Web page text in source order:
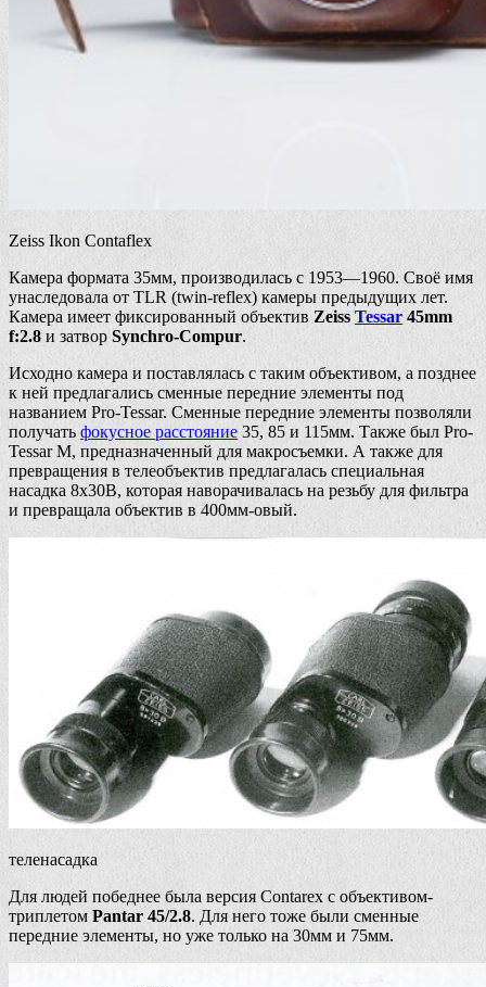
Zeiss Ikon Contaflex
Камера формата 35мм, производилась с 1953—1960. Своё имя
унаследовала от TLR (twin-reflex) камеры предыдущих лет.
Камера имеет фиксированный объектив Zeiss Tessar 45mm
f:2.8 и затвор Synchro-Compur.
Исходно камера и поставлялась с таким объективом, а позднее
к ней предлагались сменные передние элементы под
названием Pro-Tessar. Сменные передние элементы позволяли
получать фокусное расстояние 35, 85 и 115мм. Также был Pro-
Tessar M, предназначенный для макросъемки. А также для
превращения в телеобъектив предлагалась специальная
насадка 8x30B, которая наворачивалась на резьбу для фильтра
и превращала объектив в 400мм-овый.
теленасадка
Для людей победнее была версия Contarex с объективом-
триплетом Pantar 45/2.8. Для него тоже были сменные
передние элементы, но уже только на 30мм и 75мм.